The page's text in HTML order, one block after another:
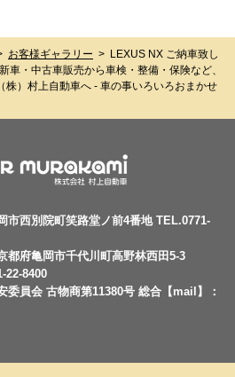
お客様ギャラリー > LEXUS NX ご納車致し
車・中古車販売から車検・整備・保険など、
株）村上自動車へ - 車の事いろいろおまかせ
市西別院町笑路堂ノ前4番地 TEL.0771-
都府亀岡市千代川町高野林西田5-3
22-8400
員会 古物商第11380号 総合【mail】：